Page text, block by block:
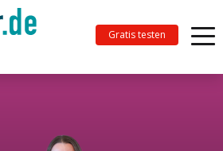
Gratis testen